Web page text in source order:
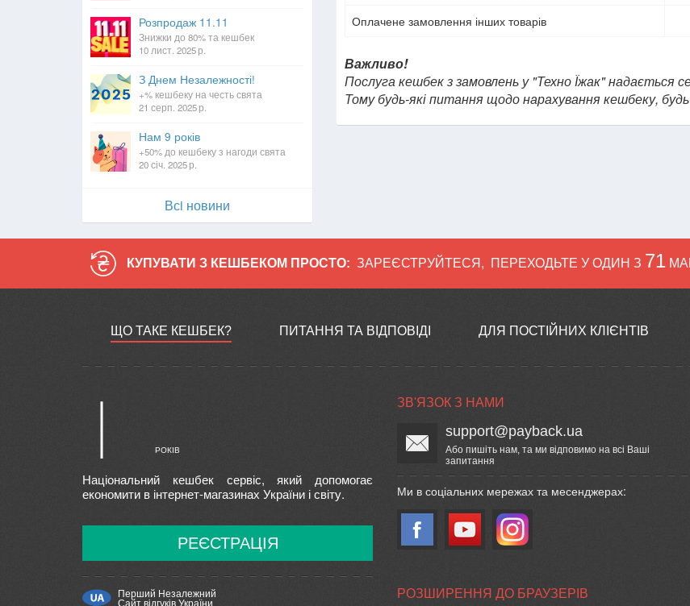
Розпродаж 11.11
Знижки до 80% та кешбек
10 лист. 2025 р.
З Днем Незалежності!
+% кешбеку на честь свята
21 серп. 2025 р.
Нам 9 років
+50% до кешбеку з нагоди свята
20 січ. 2025 р.
Всi новини
Оплачене замовлення інших товарів
Важливо!
Послуга кешбек з замовлень у "Техно Їжак" надається
Тому будь-які питання щодо нарахування кешбеку,
КУПУВАТИ З КЕШБЕКОМ ПРОСТО: ЗАРЕЄСТРУЙТЕСЯ, ПЕРЕХОДЬТЕ У ОДИН З 71
ЩО ТАКЕ КЕШБЕК? ПИТАННЯ ТА ВІДПОВІДІ ДЛЯ ПОСТІЙНИХ КЛІЄНТІВ
Національний кешбек сервіс, який допомогає
економити в інтернет-магазинах України і світу.
РЕЄСТРАЦІЯ
Перший Незалежний
ЗВ'ЯЗОК З НАМИ
support@payback.ua
Або пишіть нам, та ми відповимо на всі Ваші
запитання
Ми в соціальних мережах та месенджерах:
РОЗШИРЕННЯ ДО БРАУЗЕРІВ